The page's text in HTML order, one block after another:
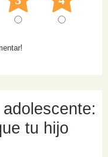
tu hijo